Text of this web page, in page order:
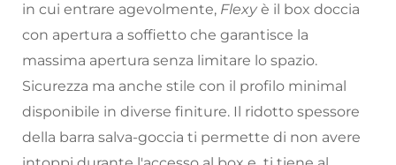
in cui entrare agevolmente, Flexy è il box doccia
con apertura a soffietto che garantisce la
massima apertura senza limitare lo spazio.
Sicurezza ma anche stile con il profilo minimal
disponibile in diverse finiture. Il ridotto spessore
della barra salva-goccia ti permette di non avere